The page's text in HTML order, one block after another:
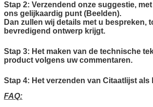
Stap 2: Verzendend onze suggestie,
ons gelijkaardig punt (Beelden).
Dan zullen wij details met u bespreken,
bevredigend ontwerp krijgt.
Stap 3: Het maken van de technische
product volgens uw commentaren.
Stap 4: Het verzenden van Citaatlijst als
FAQ: